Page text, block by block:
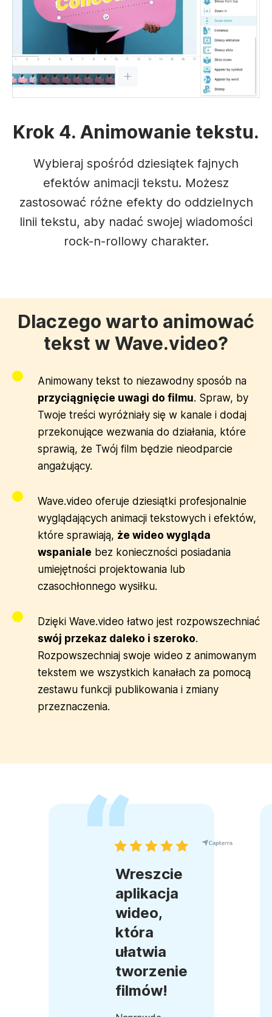
Krok 4. Animowanie tekstu.
Wybieraj spośród dziesiątek fajnych
efektów animacji tekstu. Możesz
zastosować różne efekty do oddzielnych
linii tekstu, aby nadać swojej wiadomości
rock-n-rollowy charakter.
Dlaczego warto animować
tekst w Wave.video?
Animowany tekst to niezawodny sposób na
przyciągnięcie uwagi do filmu. Spraw, by
Twoje treści wyróżniały się w kanale i dodaj
przekonujące wezwania do działania, które
sprawią, że Twój film będzie nieodparcie
angażujący.
Wave.video oferuje dziesiątki profesjonalnie
wyglądających animacji tekstowych i efektów,
które sprawiają, że wideo wygląda
wspaniale bez konieczności posiadania
umiejętności projektowania lub
czasochłonnego wysiłku.
Dzięki Wave.video łatwo jest rozpowszechniać
swój przekaz daleko i szeroko.
Rozpowszechniaj swoje wideo z animowanym
tekstem we wszystkich kanałach za pomocą
zestawu funkcji publikowania i zmiany
przeznaczenia.
Wreszcie
aplikacja
wideo,
która
ułatwia
tworzenie
filmów!